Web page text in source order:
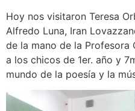
Hoy nos visitaron Teresa
Alfredo Luna, Iran
de la mano de la Profesora
a los chicos de 1er. año y
mundo de la poesía y la